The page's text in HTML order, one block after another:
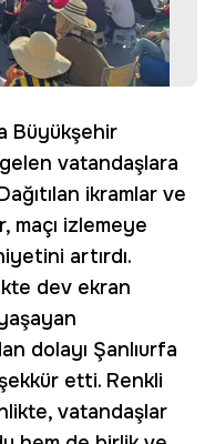
Büyükşehir
vatandaşlara
ikramlar ve
maçı izlemeye
artırdı.
dev ekran
dolayı Şanlıurfa
etti. Renkli
vatandaşlar